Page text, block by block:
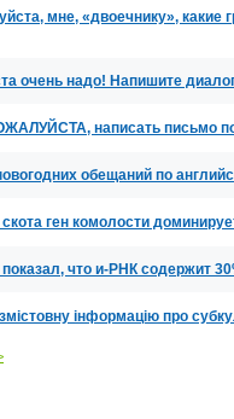
мне, «двоечнику»,
очень надо! Напишите
написать письмо
обещаний по
скота ген комолости
что и-РНК содержит
інформацію про